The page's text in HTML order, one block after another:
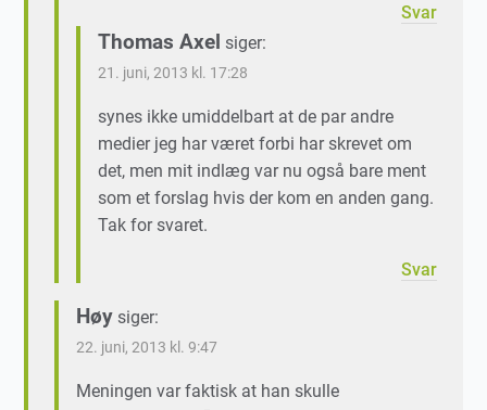
Svar
Thomas Axel siger:
21. juni, 2013 kl. 17:28
synes ikke umiddelbart at de par andre
medier jeg har været forbi har skrevet om
det, men mit indlæg var nu også bare ment
som et forslag hvis der kom en anden gang.
Tak for svaret.
Svar
Høy siger:
22. juni, 2013 kl. 9:47
Meningen var faktisk at han skulle